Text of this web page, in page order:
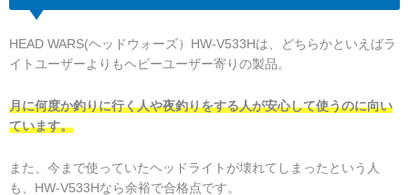
HEAD WARS(ヘッドウォーズ）HW-V533Hは、どちらかといえばラ
イトユーザーよりもヘビーユーザー寄りの製品。
月に何度か釣りに行く人や夜釣りをする人が安心して使うのに向い
ています。
また、今まで使っていたヘッドライトが壊れてしまったという人
も、HW-V533Hなら余裕で合格点です。